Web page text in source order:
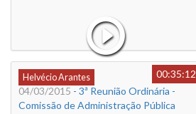
Helvécio Arantes
00:35:12
04/03/2015 - 3ª Reunião Ordinária -
Comissão de Administração Pública